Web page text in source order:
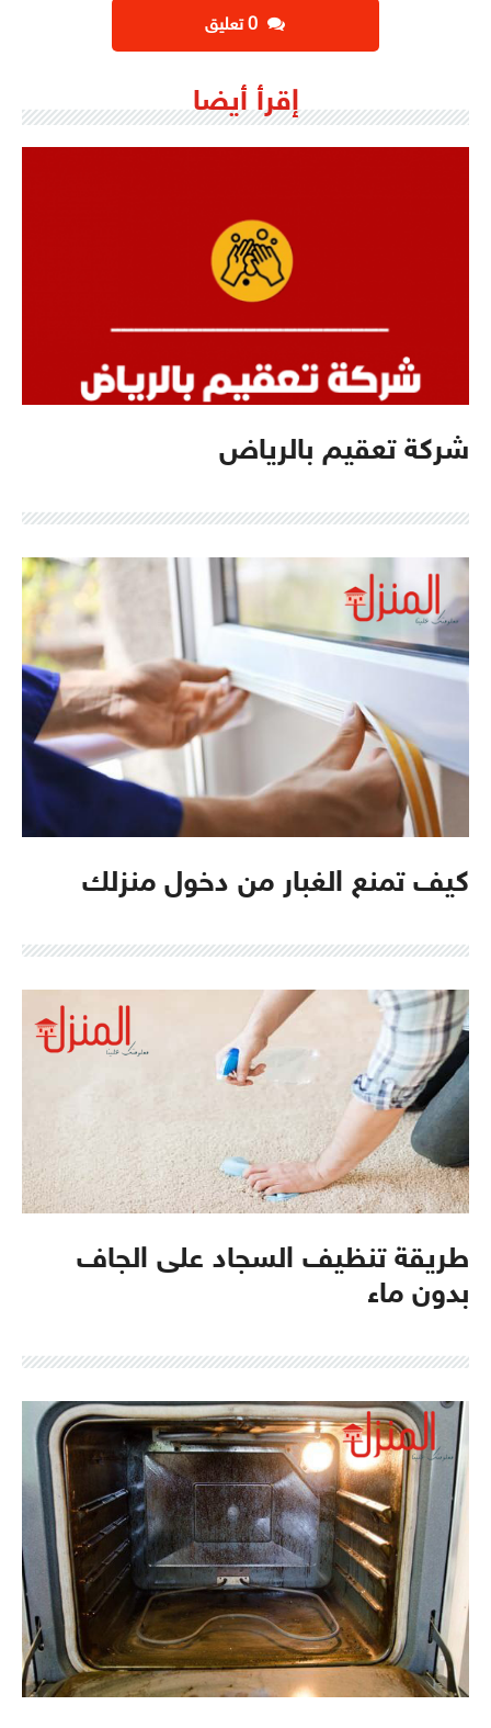
إقرأ أيضا
شركة تعقيم بالرياض
كيف تمنع الغبار من دخول منزلك
طريقة تنظيف السجاد على الجاف
بدون ماء